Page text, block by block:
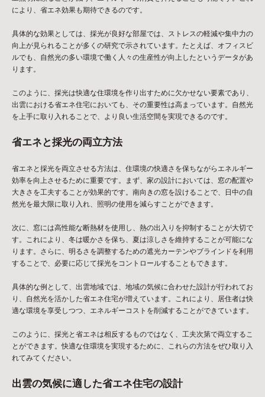
により、省エネ効果も期待できるのです。
具体的な効果としては、採光が良好な部屋では、ストレスの軽減や集中力の
向上が見られることが多くの研究で示されています。たとえば、オフィスビ
ルでも、自然光の多い環境で働く人々の生産性が向上したというデータがあ
ります。
このように、採光は快適な住環境を作り出すために欠かせない要素であり、
出雲における省エネ住宅においても、その重要性は高まっています。自然光
を上手に取り入れることで、より良い生活空間を実現できるのです。
省エネと採光の両立方法
省エネと採光を両立させる方法は、住環境の快適さを保ちながらエネルギー
効率を向上させるために重要です。まず、家の設計においては、窓の配置や
大きさを工夫することが効果的です。南向きの窓を設けることで、日中の自
然光を最大限に取り入れ、照明の使用を減らすことができます。
次に、窓には高性能な断熱材を使用し、熱の出入りを抑制することが大切で
す。これにより、冬は暖かさを保ち、夏は涼しさを維持することが可能にな
ります。さらに、明るさを調整するための遮光カーテンやブラインドを利用
することで、必要に応じて採光をコントロールすることもできます。
具体的な例として、出雲地域では、地域の気候に合わせた設計が行われてお
り、自然光を活かした省エネ住宅が増えています。これにより、居住者は快
適な環境を享受しつつ、エネルギーコストを削減することができています。
このように、採光と省エネは相反するものではなく、工夫次第で両立するこ
とができます。快適な住環境を実現するために、これらの方法をぜひ取り入
れてみてください。
出雲の気候に適した省エネ住宅の設計